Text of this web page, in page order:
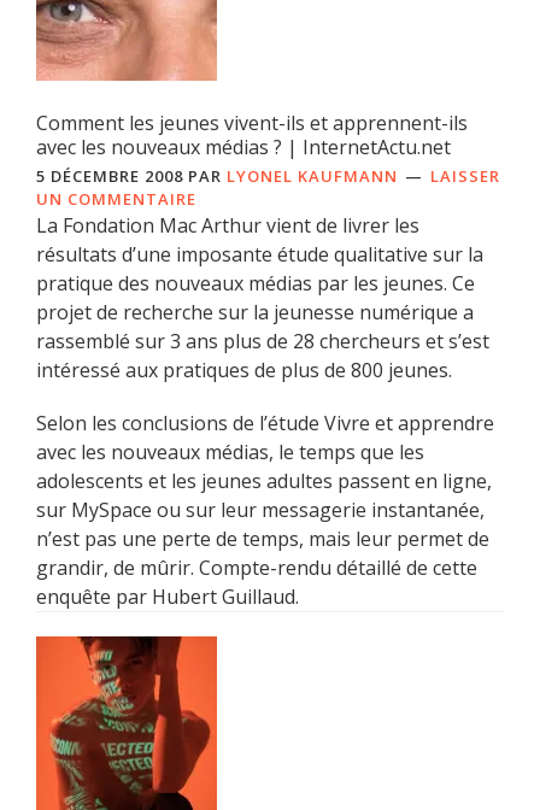
Comment les jeunes vivent-ils et apprennent-ils
avec les nouveaux médias ? | InternetActu.net
5 DÉCEMBRE 2008 PAR LYONEL KAUFMANN
LAISSER
UN COMMENTAIRE
La Fondation Mac Arthur vient de livrer les
résultats d’une imposante étude qualitative sur la
pratique des nouveaux médias par les jeunes. Ce
projet de recherche sur la jeunesse numérique a
rassemblé sur 3 ans plus de 28 chercheurs et s’est
intéressé aux pratiques de plus de 800 jeunes.
Selon les conclusions de l’étude Vivre et apprendre
avec les nouveaux médias, le temps que les
adolescents et les jeunes adultes passent en ligne,
sur MySpace ou sur leur messagerie instantanée,
n’est pas une perte de temps, mais leur permet de
grandir, de mûrir. Compte-rendu détaillé de cette
enquête par Hubert Guillaud.